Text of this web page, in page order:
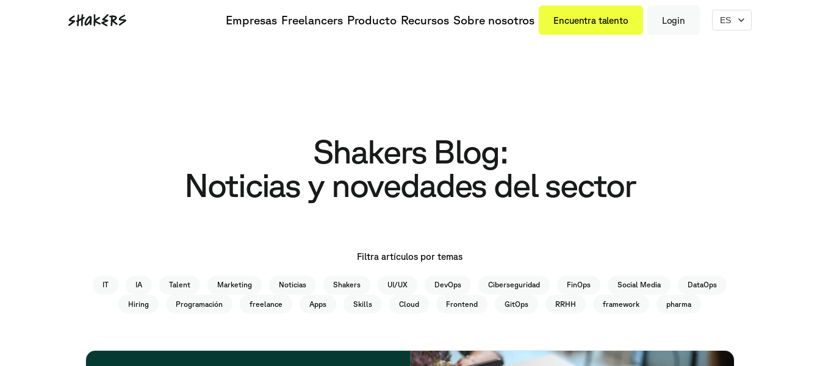
Empresas Freelancers Producto Recursos Sobre nosotros Encuentra talento Login
Shakers Blog:
Noticias y novedades del sector
Filtra artículos por temas
IT IA Talent Marketing Noticias Shakers UI/UX DevOps Ciberseguridad FinOps Social Media DataOps
Hiring Programación freelance Apps Skills Cloud Frontend GitOps RRHH framework pharma